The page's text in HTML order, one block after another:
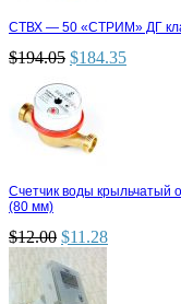
СТВХ — 50 «СТРИМ» ДГ
$194.05 $184.35
Счетчик воды
(80 мм)
$12.00 $11.28